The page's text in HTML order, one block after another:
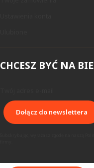
CHCESZ BYĆ NA
Dołącz do newslettera